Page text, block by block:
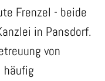
Frenzel - beide
in Pansdorf.
von